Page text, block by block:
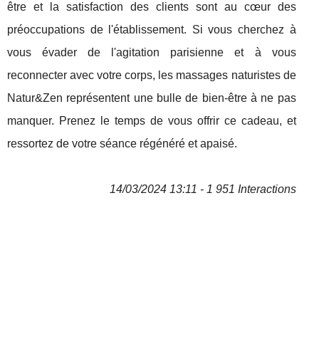
être et la satisfaction des clients sont au cœur des
préoccupations de l'établissement. Si vous cherchez à
vous évader de l'agitation parisienne et à vous
reconnecter avec votre corps, les massages naturistes de
Natur&Zen représentent une bulle de bien-être à ne pas
manquer. Prenez le temps de vous offrir ce cadeau, et
ressortez de votre séance régénéré et apaisé.
14/03/2024 13:11 - 1 951 Interactions